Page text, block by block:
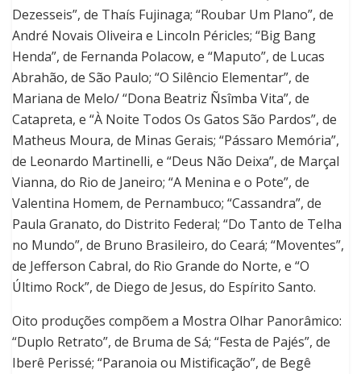
Dezesseis”, de Thaís Fujinaga; “Roubar Um Plano”, de
André Novais Oliveira e Lincoln Péricles; “Big Bang
Henda”, de Fernanda Polacow, e “Maputo”, de Lucas
Abrahão, de São Paulo; “O Silêncio Elementar”, de
Mariana de Melo/ “Dona Beatriz Ñsîmba Vita”, de
Catapreta, e “À Noite Todos Os Gatos São Pardos”, de
Matheus Moura, de Minas Gerais; “Pássaro Memória”,
de Leonardo Martinelli, e “Deus Não Deixa”, de Marçal
Vianna, do Rio de Janeiro; “A Menina e o Pote”, de
Valentina Homem, de Pernambuco; “Cassandra”, de
Paula Granato, do Distrito Federal; “Do Tanto de Telha
no Mundo”, de Bruno Brasileiro, do Ceará; “Moventes”,
de Jefferson Cabral, do Rio Grande do Norte, e “O
Último Rock”, de Diego de Jesus, do Espírito Santo.
Oito produções compõem a Mostra Olhar Panorâmico:
“Duplo Retrato”, de Bruma de Sá; “Festa de Pajés”, de
Iberê Perissé; “Paranoia ou Mistificação”, de Begê